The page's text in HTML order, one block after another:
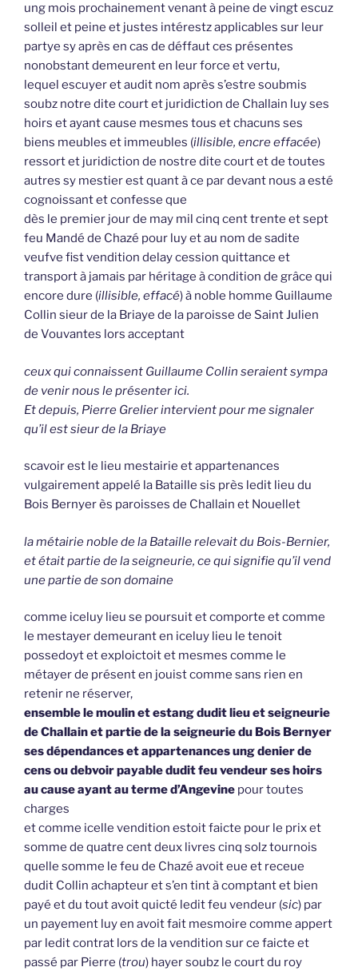
ung mois prochainement venant à peine de vingt escuz
solleil et peine et justes intérestz applicables sur leur
partye sy après en cas de déffaut ces présentes
nonobstant demeurent en leur force et vertu,
lequel escuyer et audit nom après s’estre soubmis
soubz notre dite court et juridiction de Challain luy ses
hoirs et ayant cause mesmes tous et chacuns ses
biens meubles et immeubles (illisible, encre effacée)
ressort et juridiction de nostre dite court et de toutes
autres sy mestier est quant à ce par devant nous a esté
cognoissant et confesse que
dès le premier jour de may mil cinq cent trente et sept
feu Mandé de Chazé pour luy et au nom de sadite
veufve fist vendition delay cession quittance et
transport à jamais par héritage à condition de grâce qui
encore dure (illisible, effacé) à noble homme Guillaume
Collin sieur de la Briaye de la paroisse de Saint Julien
de Vouvantes lors acceptant
ceux qui connaissent Guillaume Collin seraient sympa
de venir nous le présenter ici.
Et depuis, Pierre Grelier intervient pour me signaler
qu’il est sieur de la Briaye
scavoir est le lieu mestairie et appartenances
vulgairement appelé la Bataille sis près ledit lieu du
Bois Bernyer ès paroisses de Challain et Nouellet
la métairie noble de la Bataille relevait du Bois-Bernier,
et était partie de la seigneurie, ce qui signifie qu’il vend
une partie de son domaine
comme iceluy lieu se poursuit et comporte et comme
le mestayer demeurant en iceluy lieu le tenoit
possedoyt et exploictoit et mesmes comme le
métayer de présent en jouist comme sans rien en
retenir ne réserver,
ensemble le moulin et estang dudit lieu et seigneurie
de Challain et partie de la seigneurie du Bois Bernyer
ses dépendances et appartenances ung denier de
cens ou debvoir payable dudit feu vendeur ses hoirs
au cause ayant au terme d’Angevine pour toutes
charges
et comme icelle vendition estoit faicte pour le prix et
somme de quatre cent deux livres cinq solz tournois
quelle somme le feu de Chazé avoit eue et receue
dudit Collin achapteur et s’en tint à comptant et bien
payé et du tout avoit quicté ledit feu vendeur (sic) par
un payement luy en avoit fait mesmoire comme appert
par ledit contrat lors de la vendition sur ce faicte et
passé par Pierre (trou) hayer soubz le court du roy